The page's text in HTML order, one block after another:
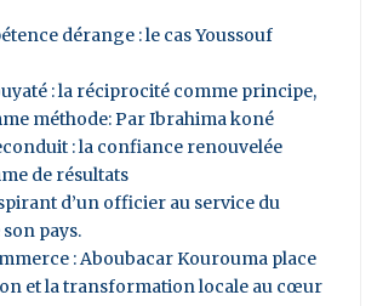
dérange : le cas Youssouf
: la réciprocité comme principe,
méthode: Par Ibrahima koné
: la confiance renouvelée
de résultats
d’un officier au service du
pays.
: Aboubacar Kourouma place
et la transformation locale au cœur